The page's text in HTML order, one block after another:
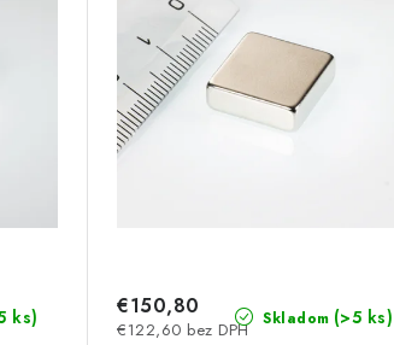
ks) Skladom (>5 ks)
€122,60 bez DPH
€150,80